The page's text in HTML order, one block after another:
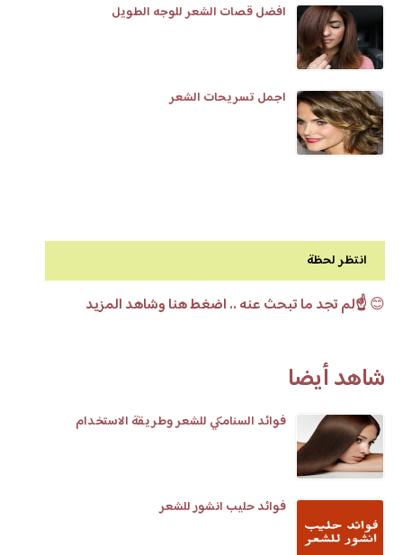
افضل قصات الشعر للوجه الطويل
اجمل تسريحات الشعر
انتظر لحظة
😊☝️لم تجد ما تبحث عنه .. اضغط هنا وشاهد المزيد
شاهد أيضا
فوائد السنامكي للشعر وطريقة الاستخدام
فوائد حليب انشور للشعر